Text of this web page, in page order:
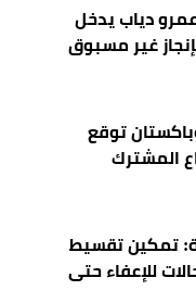
دياب يدخل
غير مسبوق
توقع
المشترك
تمكين تقسيط
وحالات للإعفاء حتى